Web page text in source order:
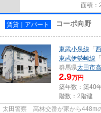
面積：
賃貸｜アパート コーポ向野
東武小泉線 「
東武伊勢崎線 「
群馬県太田市
2.9万円
築年数：築40
階数：2階建
太田警察 高林交番が家から448m